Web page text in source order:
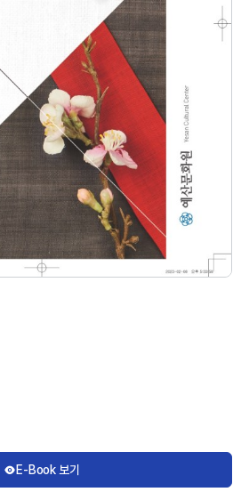
E-Book 보기